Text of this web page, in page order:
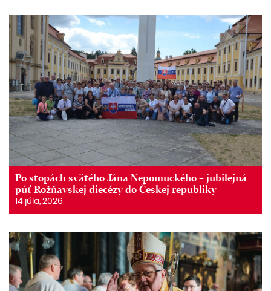
Po stopách svätého Jána Nepomuckého – jubilejná
púť Rožňavskej diecézy do Českej republiky
14 júla, 2026